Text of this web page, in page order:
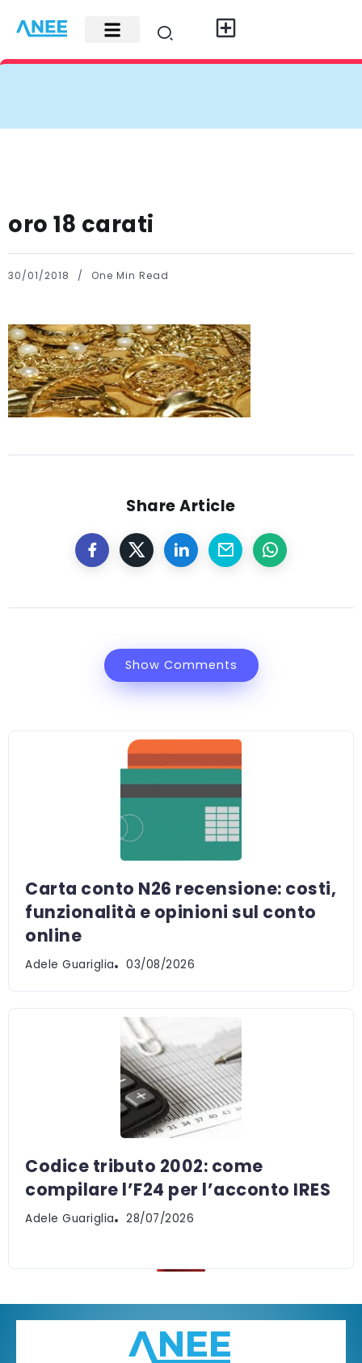
oro 18 carati
30/01/2018 One Min Read
Share Article
Show Comments
Carta conto N26 recensione: costi,
funzionalità e opinioni sul conto
online
Adele Guariglia 03/08/2026
Codice tributo 2002: come
compilare l’F24 per l’acconto IRES
Adele Guariglia 28/07/2026